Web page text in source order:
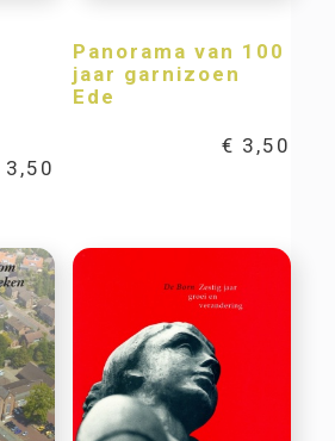
3,50
Panorama van 100
jaar garnizoen
Ede
€ 3,50